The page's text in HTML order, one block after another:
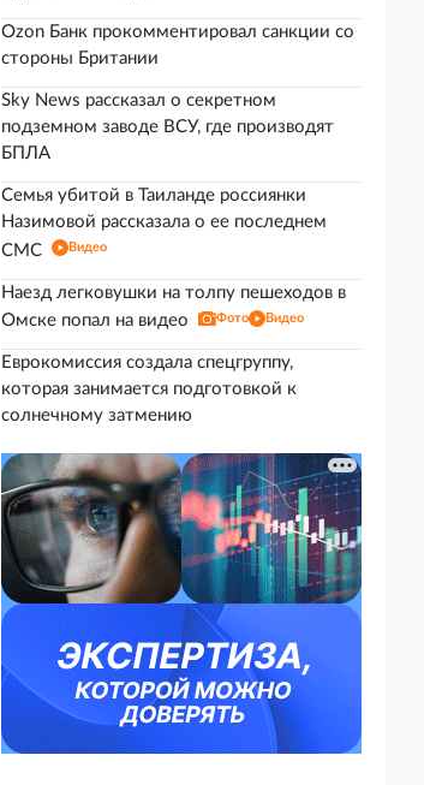
Ozon Банк прокомментировал санкции со
стороны Британии
Sky News рассказал о секретном
подземном заводе ВСУ, где производят
БПЛА
Семья убитой в Таиланде россиянки
Назимовой рассказала о ее последнем
СМС
Видео
Наезд легковушки на толпу пешеходов в
Омске попал на видео
Фото Видео
Еврокомиссия создала спецгруппу,
которая занимается подготовкой к
солнечному затмению